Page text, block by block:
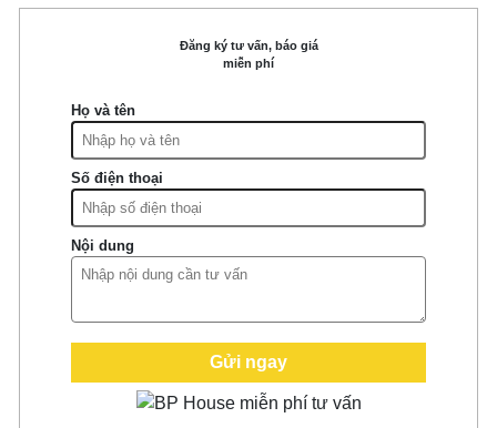
Đăng ký tư vấn, báo giá
miễn phí
Họ và tên
Số điện thoại
Nội dung